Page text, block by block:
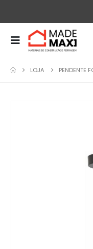
LOJA PENDENTE